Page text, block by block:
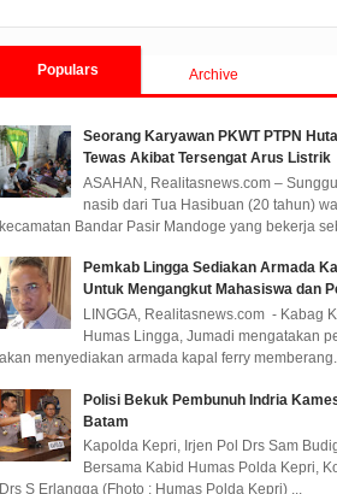
Populars Archive
Seorang Karyawan PKWT PTPN
Tewas Akibat Tersengat Arus Listrik
ASAHAN, Realitasnews.com –
nasib dari Tua Hasibuan (20 tahun)
kecamatan Bandar Pasir Mandoge yang bekerja
Pemkab Lingga Sediakan Armada
Untuk Mengangkut Mahasiswa dan
LINGGA, Realitasnews.com - Kabag
Humas Lingga, Jumadi mengatakan
akan menyediakan armada kapal ferry memberang...
Polisi Bekuk Pembunuh Indria
Batam
Kapolda Kepri, Irjen Pol Drs Sam
Bersama Kabid Humas Polda Kepri,
Drs S Erlangga (Fhoto : Humas Polda Kepri) ...